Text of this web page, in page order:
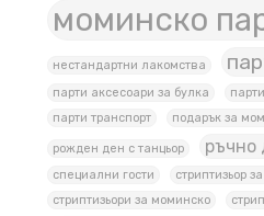
моминско
нестандартни лакомства
парти аксесоари за булка
парти транспорт
подарък за
рожден ден с танцьор ръчно
специални гости
стриптизьор
стриптизьори за моминско